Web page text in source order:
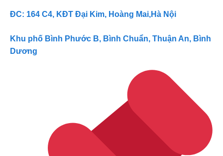
ĐC: 164 C4, KĐT Đại Kim, Hoàng Mai,Hà Nội
Khu phố Bình Phước B, Bình Chuẩn, Thuận An, Bình
Dương